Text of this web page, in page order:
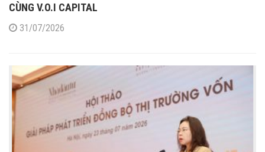
CÙNG V.O.I CAPITAL
31/07/2026